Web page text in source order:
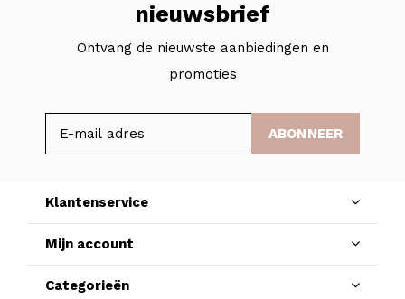
nieuwsbrief
Ontvang de nieuwste aanbiedingen en
promoties
ABONNEER
Klantenservice
Mijn account
Categorieën